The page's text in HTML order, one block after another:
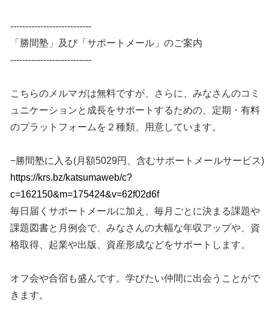
---------------------------
「勝間塾」及び「サポートメール」のご案内
---------------------------
こちらのメルマガは無料ですが、さらに、みなさんのコミ
ュニケーションと成長をサポートするための、定期・有料
のプラットフォームを２種類、用意しています。
−勝間塾に入る(月額5029円、含むサポートメールサービス)
https://krs.bz/katsumaweb/c?
c=162150&m=175424&v=62f02d6f
毎日届くサポートメールに加え、毎月ごとに決まる課題や
課題図書と月例会で、みなさんの大幅な年収アップや、資
格取得、起業や出版、資産形成などをサポートします。
オフ会や合宿も盛んです。学びたい仲間に出会うことがで
きます。